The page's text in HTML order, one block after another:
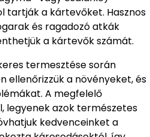
tartják a kártevőket. Hasznos
és ragadozó atkák
a kártevők számát.
termesztése során
ellenőrizzük a növényeket, és
A megfelelő
legyenek azok természetes
kedvenceinket a